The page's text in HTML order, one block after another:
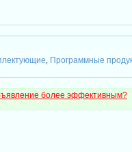
Программные
более эффективным?